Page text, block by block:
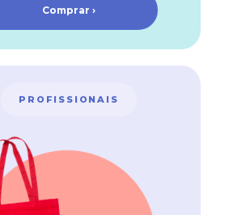
Comprar ›
PROFISSIONAIS